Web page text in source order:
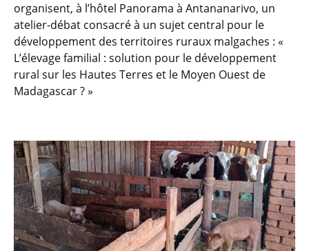
organisent, à l’hôtel Panorama à Antananarivo, un
atelier-débat consacré à un sujet central pour le
développement des territoires ruraux malgaches : «
L’élevage familial : solution pour le développement
rural sur les Hautes Terres et le Moyen Ouest de
Madagascar ? »